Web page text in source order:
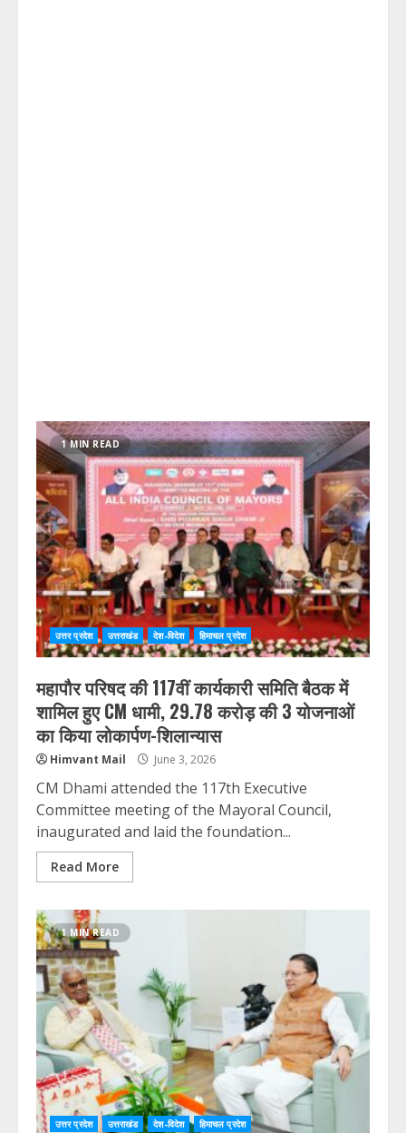
1 MIN READ
उत्तर प्रदेश उत्तराखंड देश-विदेश हिमाचल प्रदेश
महापौर परिषद की 117वीं कार्यकारी समिति बैठक में
शामिल हुए CM धामी, 29.78 करोड़ की 3 योजनाओं
का किया लोकार्पण-शिलान्यास
Himvant Mail June 3, 2026
CM Dhami attended the 117th Executive
Committee meeting of the Mayoral Council,
inaugurated and laid the foundation...
Read More
1 MIN READ
उत्तर प्रदेश उत्तराखंड देश-विदेश हिमाचल प्रदेश